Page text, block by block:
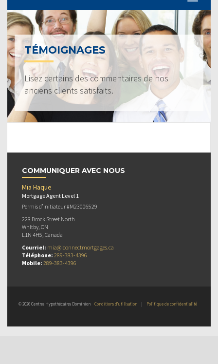
TÉMOIGNAGES
Lisez certains des commentaires de nos
anciens clients satisfaits.
COMMUNIQUER AVEC NOUS
Mia Haque
Mortgage Agent Level 1
Permis d’initiateur #M23006529
228 Brock Street North
Whitby, ON
L1N 4H5, Canada
Courriel: mia@iconnectmortgages.ca
Téléphone: 289-383-4396
Mobile: 289-383-4396
© 2026 Centres Hypothécaires Dominion Conditions d’utilisation | Politique de confidentialité